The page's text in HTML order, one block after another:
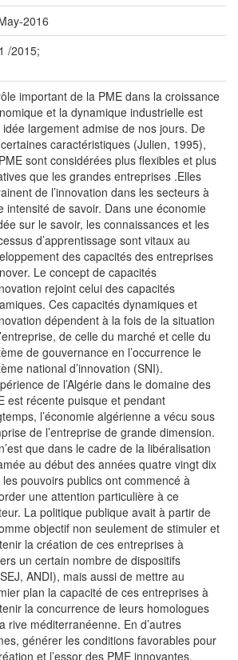
2016
/2015;
important de la PME dans la croissance
et la dynamique industrielle est
idée largement admise de nos jours. De
caractéristiques (Julien, 1995),
sont considérées plus flexibles et plus
que les grandes entreprises .Elles
de l’innovation dans les secteurs à
intensité de savoir. Dans une économie
sur le savoir, les connaissances et les
d’apprentissage sont vitaux au
des capacités des entreprises
Le concept de capacités
rejoint celui des capacités
Ces capacités dynamiques et
dépendent à la fois de la situation
de celle du marché et celle du
de gouvernance en l’occurrence le
national d’innovation (SNI).
de l’Algérie dans le domaine des
est récente puisque et pendant
l’économie algérienne a vécu sous
de l’entreprise de grande dimension.
que dans le cadre de la libéralisation
au début des années quatre vingt dix
les pouvoirs publics ont commencé à
une attention particulière à ce
La politique publique avait à partir de
objectif non seulement de stimuler et
la création de ces entreprises à
un certain nombre de dispositifs
ANDI), mais aussi de mettre au
plan la capacité de ces entreprises à
la concurrence de leurs homologues
rive méditerranéenne. En d’autres
générer les conditions favorables pour
et l’essor des PME innovantes.